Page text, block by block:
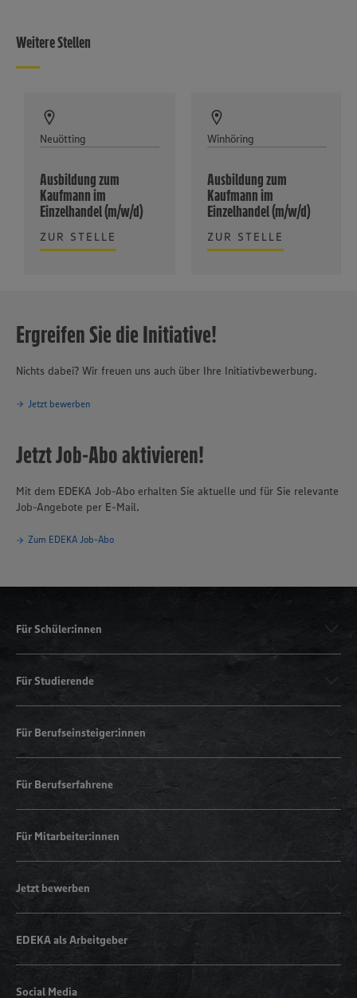
Weitere Stellen
Neuötting
Ausbildung zum
Kaufmann im
Einzelhandel (m/w/d)
ZUR STELLE
Winhöring
Ausbildung zum
Kaufmann im
Einzelhandel (m/w/d)
ZUR STELLE
Ergreifen Sie die Initiative!
Nichts dabei? Wir freuen uns auch über Ihre Initiativbewerbung.
Jetzt bewerben
Jetzt Job-Abo aktivieren!
Mit dem EDEKA Job-Abo erhalten Sie aktuelle und für Sie relevante
Job-Angebote per E-Mail.
Zum EDEKA Job-Abo
Für Schüler:innen
Für Studierende
Für Berufseinsteiger:innen
Für Berufserfahrene
Für Mitarbeiter:innen
Jetzt bewerben
EDEKA als Arbeitgeber
Social Media